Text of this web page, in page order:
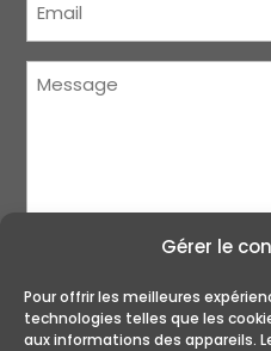
Gérer le
Pour offrir les meilleures
technologies telles que les
aux informations des appareils.
Message